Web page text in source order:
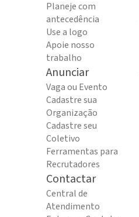
Planeje com
antecedência
Use a logo
Apoie nosso
trabalho
Anunciar
Vaga ou Evento
Cadastre sua
Organização
Cadastre seu
Coletivo
Ferramentas para
Recrutadores
Contactar
Central de
Atendimento